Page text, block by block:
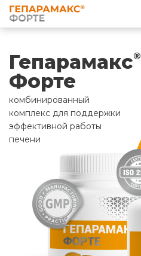
Гепарамакс®
Форте
комбинированный
комплекс для поддержки
эффективной работы
печени